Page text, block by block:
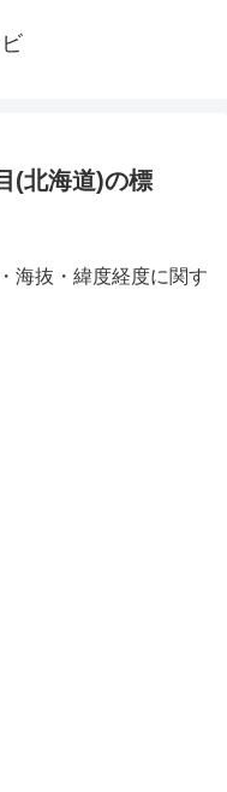
(北海道)の標
海抜・緯度経度に関す